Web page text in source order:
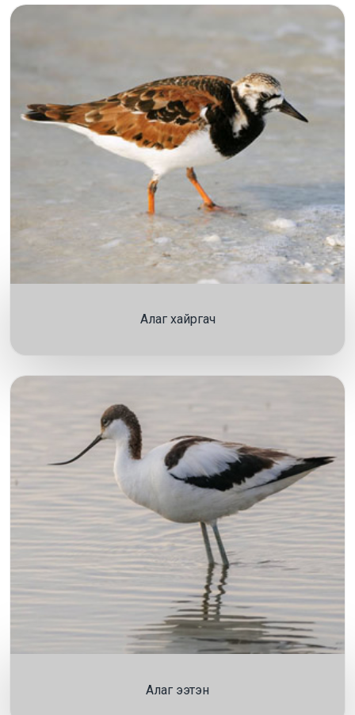
Алаг хайргач
Алаг ээтэн